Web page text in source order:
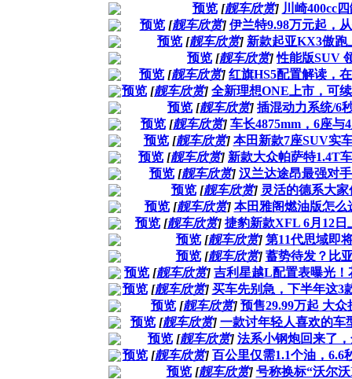
预览 [靓车欣赏] 川崎400cc
预览 [靓车欣赏] 伊兰特9.98万元起，
预览 [靓车欣赏] 新款起亚KX3傲跑
预览 [靓车欣赏] 性能版SUV
预览 [靓车欣赏] 红旗HS5配置解读，
预览 [靓车欣赏] 全新理想ONE上市，可
预览 [靓车欣赏] 插混动力系统/6
预览 [靓车欣赏] 车长4875mm，6座与
预览 [靓车欣赏] 本田新款7座SUV实
预览 [靓车欣赏] 新款大众帕萨特1.4T
预览 [靓车欣赏] 汉兰达途昂最强对
预览 [靓车欣赏] 灵活的德系大
预览 [靓车欣赏] 本田雅阁燃油版怎么
预览 [靓车欣赏] 捷豹新款XFL 6月12日
预览 [靓车欣赏] 第11代思域即
预览 [靓车欣赏] 蓄势待发？比
预览 [靓车欣赏] 吉利星越L配置表曝光！
预览 [靓车欣赏] 买车先别急，下半年这3
预览 [靓车欣赏] 预售29.99万起 大
预览 [靓车欣赏] 一款讨年轻人喜欢的车
预览 [靓车欣赏] 法系小钢炮回来了
预览 [靓车欣赏] 百公里仅需1.1个油，6.6
预览 [靓车欣赏] 号称换标“沃尔